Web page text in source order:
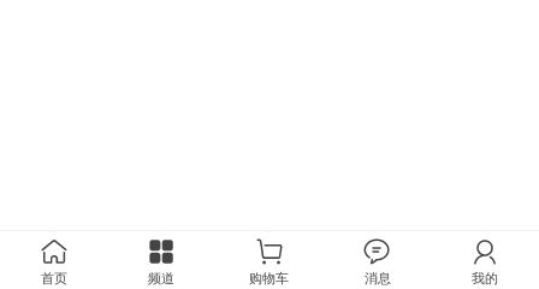
首页 频道 购物车 消息 我的